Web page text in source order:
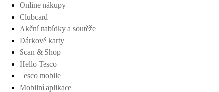
Online nákupy
Clubcard
Akční nabídky a soutěže
Dárkové karty
Scan & Shop
Hello Tesco
Tesco mobile
Mobilní aplikace